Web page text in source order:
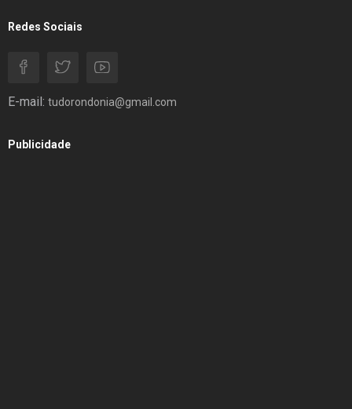
Redes Sociais
E-mail: tudorondonia@gmail.com
Publicidade